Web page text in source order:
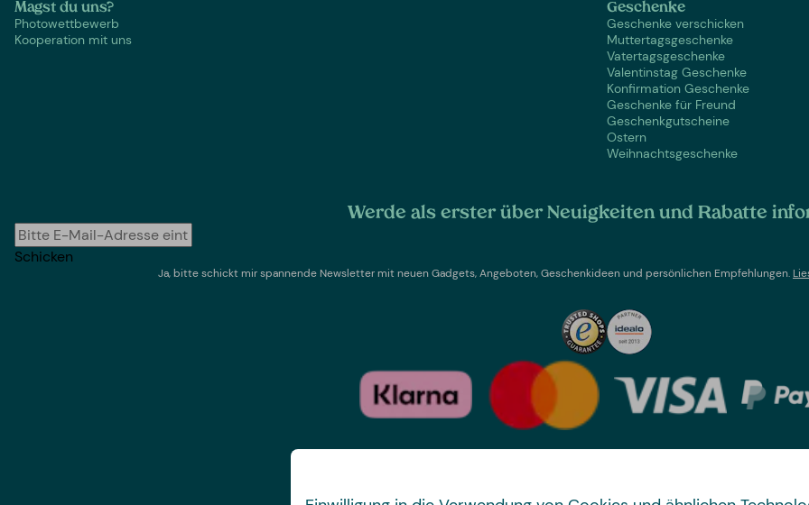
Magst du uns?
Photowettbewerb
Kooperation mit uns
Geschenke
Geschenke verschicken
Muttertagsgeschenke
Vatertagsgeschenke
Valentinstag Geschenke
Konfirmation Geschenke
Geschenke für Freund
Geschenkgutscheine
Ostern
Weihnachtsgeschenke
Werde als erster über Neuigkeiten und Rabatte
Schicken
Ja, bitte schickt mir spannende Newsletter mit neuen Gadgets, Angeboten, Geschenkideen und persönlichen Empfehlungen.